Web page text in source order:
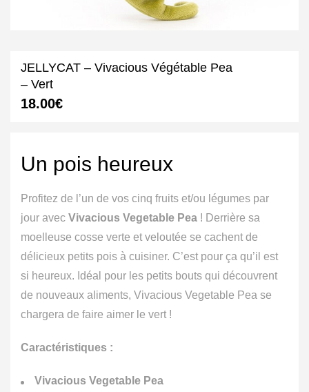
JELLYCAT – Vivacious Végétable Pea
– Vert
18.00€
Un pois heureux
Profitez de l’un de vos cinq fruits et/ou légumes par
jour avec Vivacious Vegetable Pea ! Derrière sa
moelleuse cosse verte et veloutée se cachent de
délicieux petits pois à cuisiner. C’est pour ça qu’il est
si heureux. Idéal pour les petits bouts qui découvrent
de nouveaux aliments, Vivacious Vegetable Pea se
chargera de faire aimer le vert !
Caractéristiques :
Vivacious Vegetable Pea